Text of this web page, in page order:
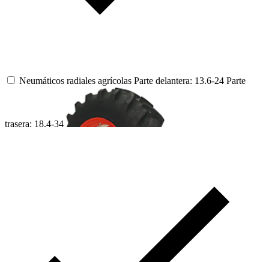
Neumáticos radiales agrícolas Parte delantera: 13.6-24 Parte
trasera: 18.4-34